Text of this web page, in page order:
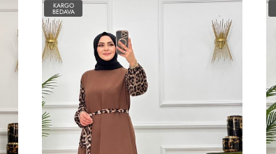
KARGO
BEDAVA